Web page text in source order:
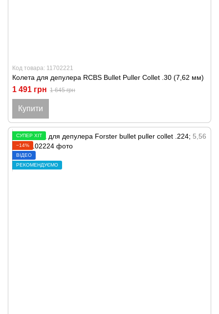
Код товара: 11702221
Колета для депулера RCBS Bullet Puller Collet .30 (7,62 мм)
1 491 грн 1 645 грн
Купити
СУПЕР ХІТ
−14%
ВІДЕО
РЕКОМЕНДУЄМО